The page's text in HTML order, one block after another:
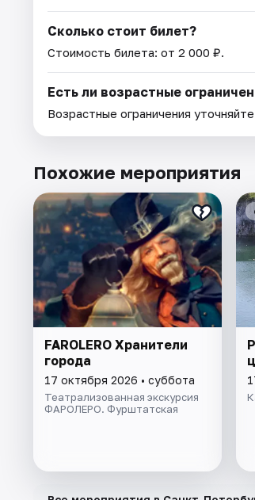
Сколько стоит билет?
Стоимость билета: от 2 000 ₽.
Есть ли возрастные
Возрастные ограничения
Похожие мероприятия
FAROLERO Хранители
города
17 октября 2026 • суббота
Театрализованная экскурсия
ФАРОЛЕРО. Фурштатская